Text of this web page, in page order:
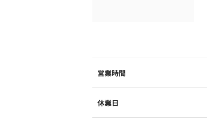
営業時間
休業日